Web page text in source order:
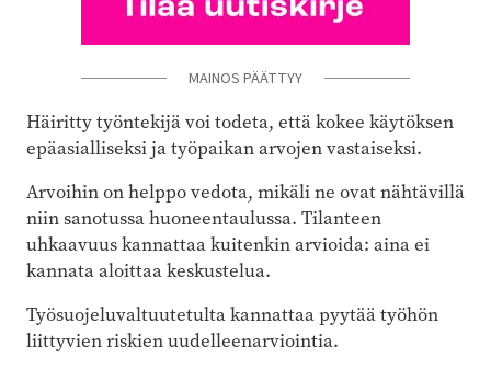
MAINOS PÄÄTTYY
Häiritty työntekijä voi todeta, että kokee käytöksen
epäasialliseksi ja työpaikan arvojen vastaiseksi.
Arvoihin on helppo vedota, mikäli ne ovat nähtävillä
niin sanotussa huoneentaulussa. Tilanteen
uhkaavuus kannattaa kuitenkin arvioida: aina ei
kannata aloittaa keskustelua.
Työsuojeluvaltuutetulta kannattaa pyytää työhön
liittyvien riskien uudelleenarviointia.